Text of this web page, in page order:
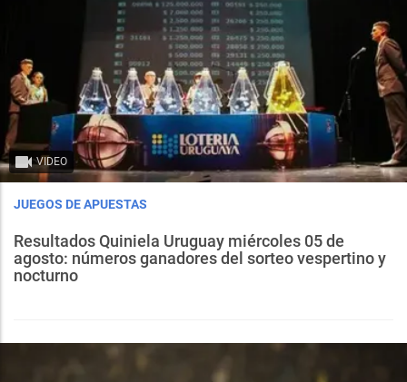
VIDEO
JUEGOS DE APUESTAS
Resultados Quiniela Uruguay miércoles 05 de
agosto: números ganadores del sorteo vespertino y
nocturno